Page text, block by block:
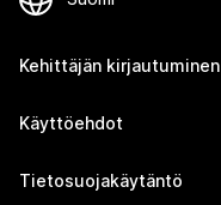
Kehittäjän kirjautuminen
Käyttöehdot
Tietosuojakäytäntö